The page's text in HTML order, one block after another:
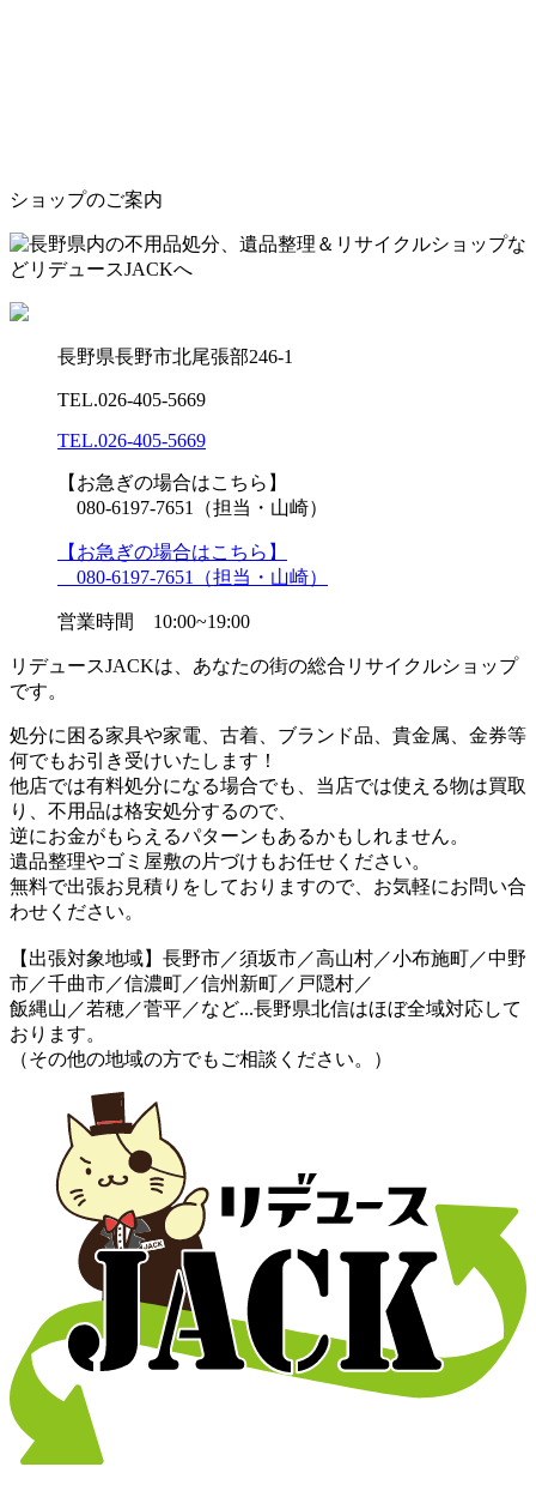
ショップのご案内
長野県長野市北尾張部246-1
TEL.026-405-5669
TEL.026-405-5669
【お急ぎの場合はこちら】
080-6197-7651（担当・山崎）
【お急ぎの場合はこちら】
080-6197-7651（担当・山崎）
営業時間 10:00~19:00
リデュースJACKは、あなたの街の総合リサイクルショップ
です。
処分に困る家具や家電、古着、ブランド品、貴金属、金券等
何でもお引き受けいたします！
他店では有料処分になる場合でも、当店では使える物は買取
り、不用品は格安処分するので、
逆にお金がもらえるパターンもあるかもしれません。
遺品整理やゴミ屋敷の片づけもお任せください。
無料で出張お見積りをしておりますので、お気軽にお問い合
わせください。
【出張対象地域】長野市／須坂市／高山村／小布施町／中野
市／千曲市／信濃町／信州新町／戸隠村／
飯縄山／若穂／菅平／など...長野県北信はほぼ全域対応して
おります。
（その他の地域の方でもご相談ください。）